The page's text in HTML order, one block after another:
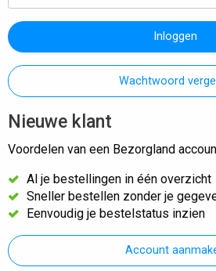
Inloggen
Wachtwoord
Nieuwe klant
Voordelen van een Bezorgland
Al je bestellingen in één overzicht
Sneller bestellen zonder je
Eenvoudig je bestelstatus inzien
Account